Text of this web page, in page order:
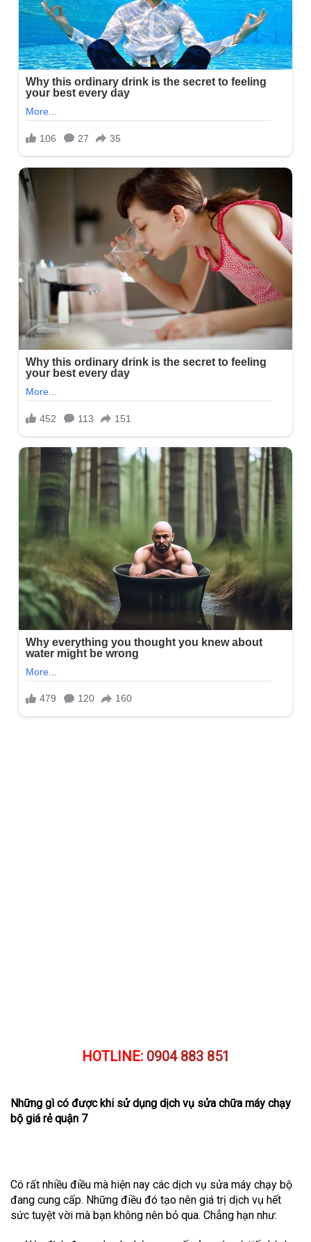
HOTLINE: 0904 883 851
Những gì có được khi sử dụng dịch vụ sửa chữa máy chạy
bộ giá rẻ quận 7
Có rất nhiều điều mà hiện nay các dịch vụ sửa máy chạy bộ
đang cung cấp. Những điều đó tạo nên giá trị dịch vụ hết
sức tuyệt vời mà bạn không nên bỏ qua. Chẳng hạn như: